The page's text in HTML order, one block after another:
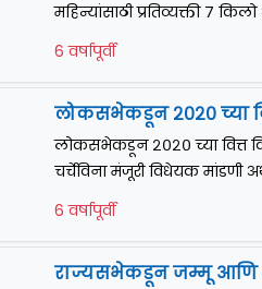
महिन्यांसाठी प्रतिव्यक्ती ७
6 वर्षापूर्वी
लोकसभेकडून २०२० च्या
लोकसभेकडून २०२० च्या वित्त
चर्चेविना मंजूरी विधेयक मांडणी
6 वर्षापूर्वी
राज्यसभेकडून जम्मू आणि